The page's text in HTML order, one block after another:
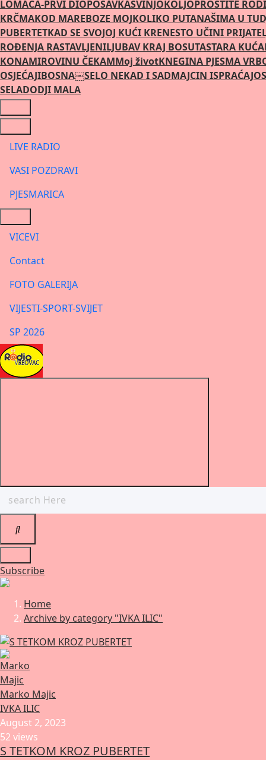
LOMACA-PRVI DIOPOSAVKASVINJOKOLJOPROSTITE
KRČMAKOD MAREBOZE MOJKOLIKO PUTANAŠIMA U
PUBERTETKAD SE SVOJOJ KUĆI KRENESTO UČINI
ROÐENJA RASTAVLJENILJUBAV KRAJ BOSUTASTARA KUĆA
KONAMIROVINU ČEKAMMoj životKNEGINA PJESMA
OSJEĆAJIBOSNA￼SELO NEKAD I SADMAJCIN ISPRAĆAJ
SELADODJI MALA
LIVE RADIO
VASI POZDRAVI
PJESMARICA
VICEVI
Contact
FOTO GALERIJA
VIJESTI-SPORT-SVIJET
SP 2026
for:
Subscribe
Home
Archive by category "IVKA ILIC"
Marko Majic
IVKA ILIC
August 2, 2023
52 views
S TETKOM KROZ PUBERTET